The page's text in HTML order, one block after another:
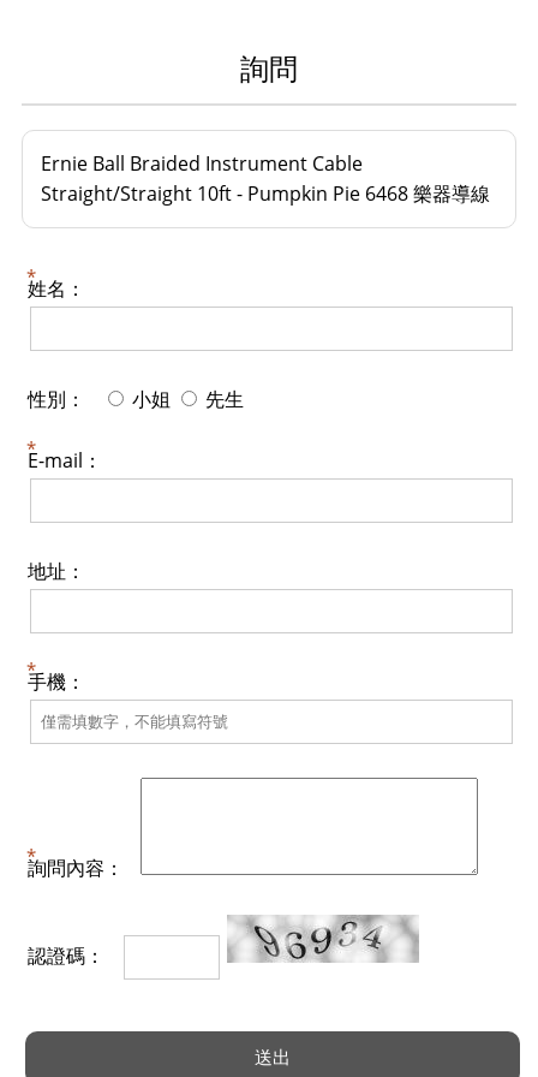
詢問
Ernie Ball Braided Instrument Cable
Straight/Straight 10ft - Pumpkin Pie 6468 樂器導線
姓名：
性別： 小姐 先生
E-mail：
地址：
手機：
詢問內容：
認證碼：